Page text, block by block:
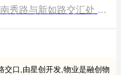
南秀路与新如路交汇处 滨江旭辉滨旭府售楼处
交口,由星创开发,物业是融创物